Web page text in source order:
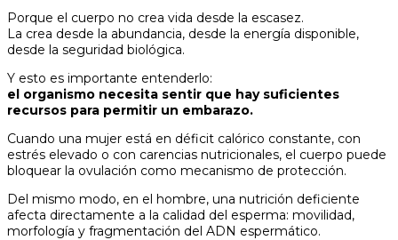
Porque el cuerpo no crea vida desde la escasez.
La crea desde la abundancia, desde la energía disponible,
desde la seguridad biológica.
Y esto es importante entenderlo:
el organismo necesita sentir que hay suficientes
recursos para permitir un embarazo.
Cuando una mujer está en déficit calórico constante, con
estrés elevado o con carencias nutricionales, el cuerpo puede
bloquear la ovulación como mecanismo de protección.
Del mismo modo, en el hombre, una nutrición deficiente
afecta directamente a la calidad del esperma: movilidad,
morfología y fragmentación del ADN espermático.